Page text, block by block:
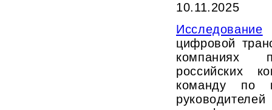
10.11.2025
Исследование
цифровой
компаниях
российских
команду по